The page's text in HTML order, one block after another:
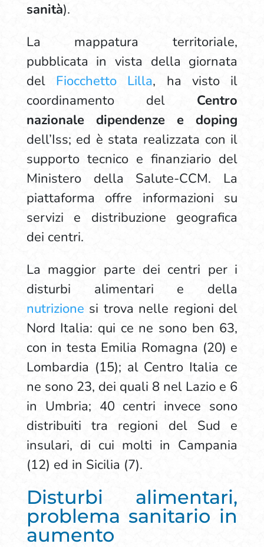
sanità).
La mappatura territoriale,
pubblicata in vista della giornata
del Fiocchetto Lilla, ha visto il
coordinamento del Centro
nazionale dipendenze e doping
dell’Iss; ed è stata realizzata con il
supporto tecnico e finanziario del
Ministero della Salute-CCM. La
piattaforma offre informazioni su
servizi e distribuzione geografica
dei centri.
La maggior parte dei centri per i
disturbi alimentari e della
nutrizione si trova nelle regioni del
Nord Italia: qui ce ne sono ben 63,
con in testa Emilia Romagna (20) e
Lombardia (15); al Centro Italia ce
ne sono 23, dei quali 8 nel Lazio e 6
in Umbria; 40 centri invece sono
distribuiti tra regioni del Sud e
insulari, di cui molti in Campania
(12) ed in Sicilia (7).
Disturbi alimentari,
problema sanitario in
aumento